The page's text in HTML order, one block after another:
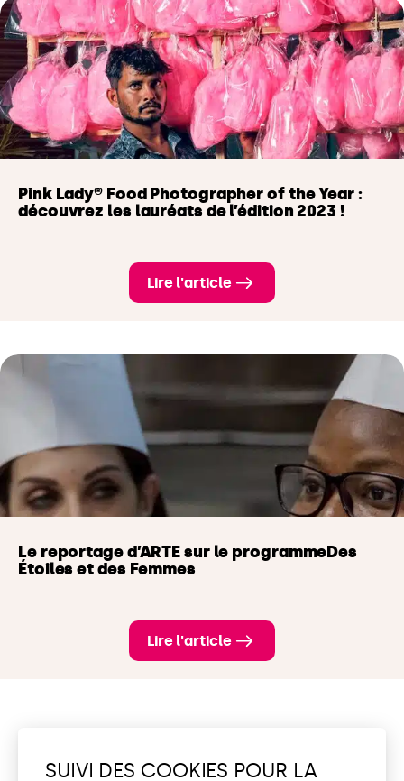
Pink Lady® Food Photographer of the Year :
découvrez les lauréats de l’édition 2023 !
Lire l'article
Le reportage d’ARTE sur le programmeDes
Étoiles et des Femmes
Lire l'article
SUIVI DES COOKIES POUR LA